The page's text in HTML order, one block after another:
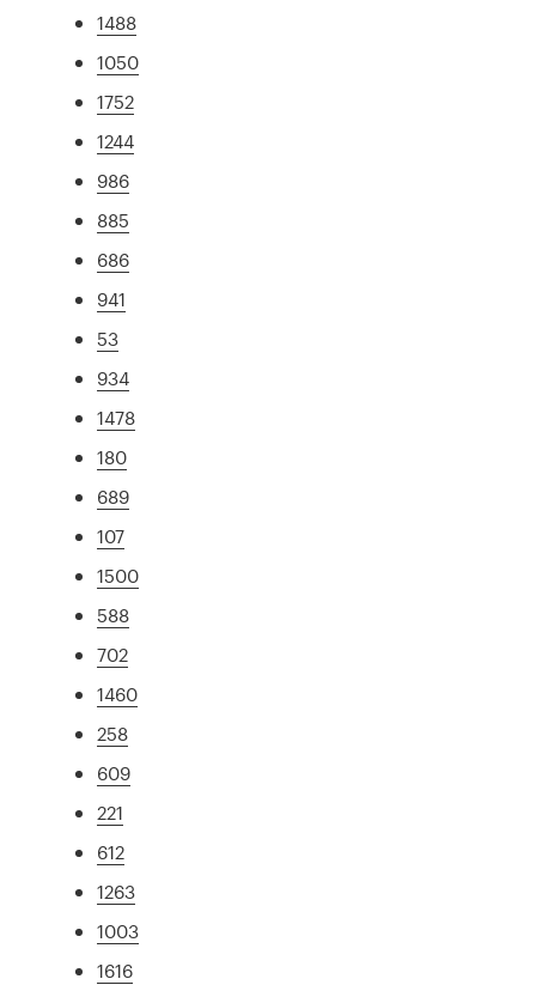
1488
1050
1752
1244
986
885
686
941
53
934
1478
180
689
107
1500
588
702
1460
258
609
221
612
1263
1003
1616